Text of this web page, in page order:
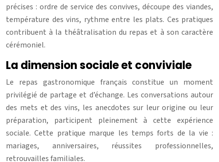
précises : ordre de service des convives, découpe des viandes,
température des vins, rythme entre les plats. Ces pratiques
contribuent à la théâtralisation du repas et à son caractère
cérémoniel.
La dimension sociale et conviviale
Le repas gastronomique français constitue un moment
privilégié de partage et d’échange. Les conversations autour
des mets et des vins, les anecdotes sur leur origine ou leur
préparation, participent pleinement à cette expérience
sociale. Cette pratique marque les temps forts de la vie :
mariages, anniversaires, réussites professionnelles,
retrouvailles familiales.